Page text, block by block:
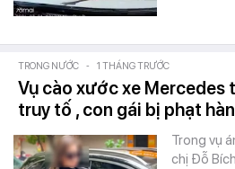
TRONG NƯỚC - 1 THÁNG TRƯỚC
Vụ cào xước xe Mercedes
truy tố , con gái bị phạt
Trong vụ
chị Đỗ